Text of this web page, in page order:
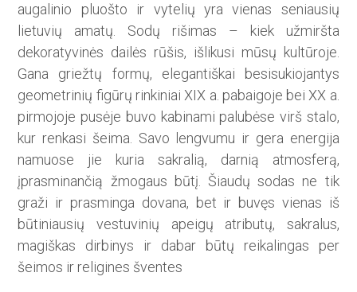
augalinio pluošto ir vytelių yra vienas seniausių
lietuvių amatų. Sodų rišimas – kiek užmiršta
dekoratyvinės dailės rūšis, išlikusi mūsų kultūroje.
Gana griežtų formų, elegantiškai besisukiojantys
geometrinių figūrų rinkiniai XIX a. pabaigoje bei XX a.
pirmojoje pusėje buvo kabinami palubėse virš stalo,
kur renkasi šei­ma. Savo lengvumu ir gera energija
namuose jie kuria sakralią, darnią atmosferą,
įprasminančią žmogaus būtį. Šiaudų sodas ne tik
graži ir prasminga dovana, bet ir buvęs vienas iš
būtiniausių vestuvinių apeigų atributų, sakralus,
magiškas dirbinys ir dabar būtų reikalingas per
šeimos ir religines šventes